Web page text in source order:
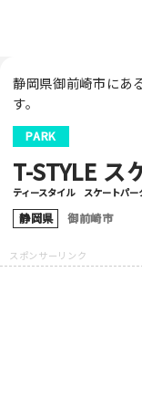
静岡県御前崎市にあ
す。
PARK
T-STYLE ス
ティースタイル スケートパー
静岡県 御前崎市